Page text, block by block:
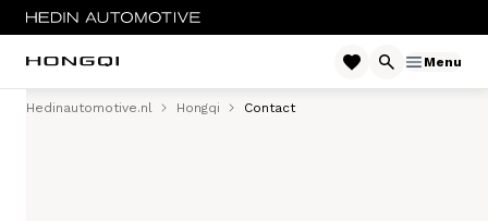
Menu
Menu
Hedinautomotive.nl Hongqi Contact